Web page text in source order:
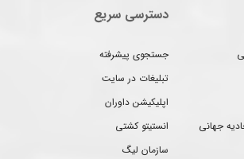
جهانی
دسترسی سریع
جستجوی پیشرفته
تبلیغات در سایت
اپلیکیشن داوران
انستیتو کشتی
سازمان لیگ